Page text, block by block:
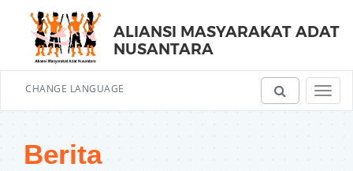
ALIANSI MASYARAKAT ADAT
NUSANTARA
CHANGE LANGUAGE
Berita